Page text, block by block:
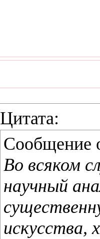
Цитата:
Сообщение
Во всяком
научный
искусства,